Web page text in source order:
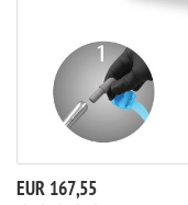
EUR 167,55